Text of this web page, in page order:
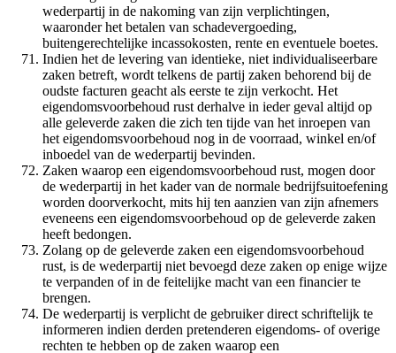
wederpartij in de nakoming van zijn verplichtingen,
waaronder het betalen van schadevergoeding,
buitengerechtelijke incassokosten, rente en eventuele boetes.
Indien het de levering van identieke, niet individualiseerbare
zaken betreft, wordt telkens de partij zaken behorend bij de
oudste facturen geacht als eerste te zijn verkocht. Het
eigendomsvoorbehoud rust derhalve in ieder geval altijd op
alle geleverde zaken die zich ten tijde van het inroepen van
het eigendomsvoorbehoud nog in de voorraad, winkel en/of
inboedel van de wederpartij bevinden.
Zaken waarop een eigendomsvoorbehoud rust, mogen door
de wederpartij in het kader van de normale bedrijfsuitoefening
worden doorverkocht, mits hij ten aanzien van zijn afnemers
eveneens een eigendomsvoorbehoud op de geleverde zaken
heeft bedongen.
Zolang op de geleverde zaken een eigendomsvoorbehoud
rust, is de wederpartij niet bevoegd deze zaken op enige wijze
te verpanden of in de feitelijke macht van een financier te
brengen.
De wederpartij is verplicht de gebruiker direct schriftelijk te
informeren indien derden pretenderen eigendoms- of overige
rechten te hebben op de zaken waarop een